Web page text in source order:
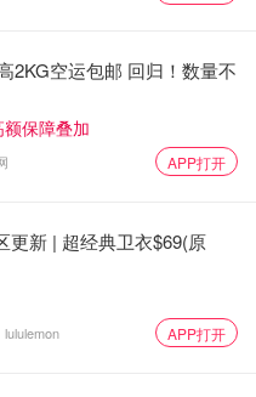
全国范围内引起了风
。
经投票决定取消罗伊诉韦
是美国对于女性堕胎的问
妇女的堕胎权，受到宪法
2KG空运包邮 回归！数量不
保障叠加
APP打开
更新 | 超经典卫衣$69(原
lululemon APP打开